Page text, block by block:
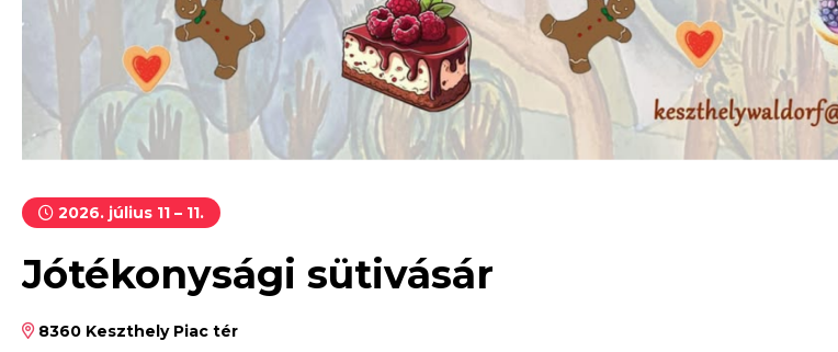
2026. július 11 – 11.
Jótékonysági sütivásár
8360 Keszthely Piac tér